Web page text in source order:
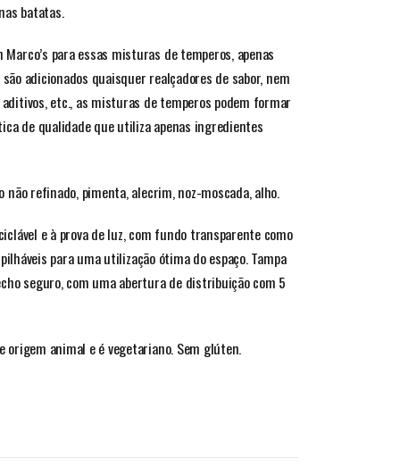
batatas.
para essas misturas de temperos, apenas
adicionados quaisquer realçadores de sabor, nem
etc., as misturas de temperos podem formar
de qualidade que utiliza apenas ingredientes
não refinado, pimenta, alecrim, noz-moscada, alho.
e à prova de luz, com fundo transparente como
para uma utilização ótima do espaço. Tampa
seguro, com uma abertura de distribuição com 5
animal e é vegetariano. Sem glúten.